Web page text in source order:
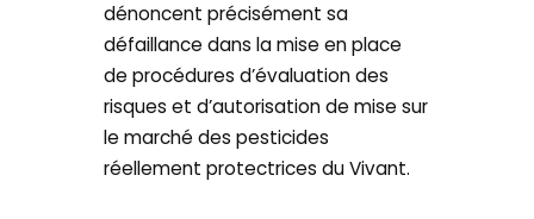
dénoncent précisément sa
défaillance dans la mise en place
de procédures d’évaluation des
risques et d’autorisation de mise sur
le marché des pesticides
réellement protectrices du Vivant.